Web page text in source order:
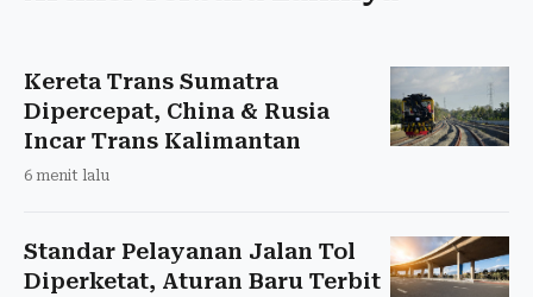
Kereta Trans Sumatra
Dipercepat, China & Rusia
Incar Trans Kalimantan
6 menit lalu
Standar Pelayanan Jalan Tol
Diperketat, Aturan Baru Terbit